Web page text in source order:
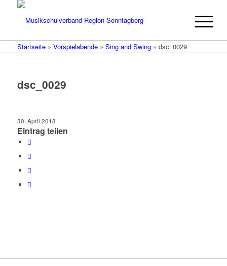
Startseite» Vorspielabende» Sing and Swing» dsc_0029
dsc_0029
30. April 2018
Eintrag teilen